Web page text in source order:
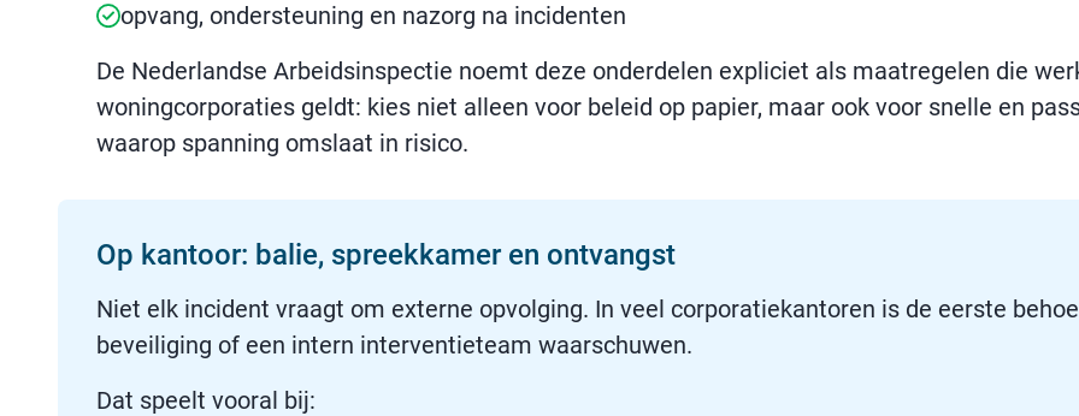
opvang, ondersteuning en nazorg na incidenten
De Nederlandse Arbeidsinspectie noemt deze onderdelen expliciet als maatregelen die
woningcorporaties geldt: kies niet alleen voor beleid op papier, maar ook voor snelle en
waarop spanning omslaat in risico.
Op kantoor: balie, spreekkamer en ontvangst
Niet elk incident vraagt om externe opvolging. In veel corporatiekantoren is de eerste
beveiliging of een intern interventieteam waarschuwen.
Dat speelt vooral bij: